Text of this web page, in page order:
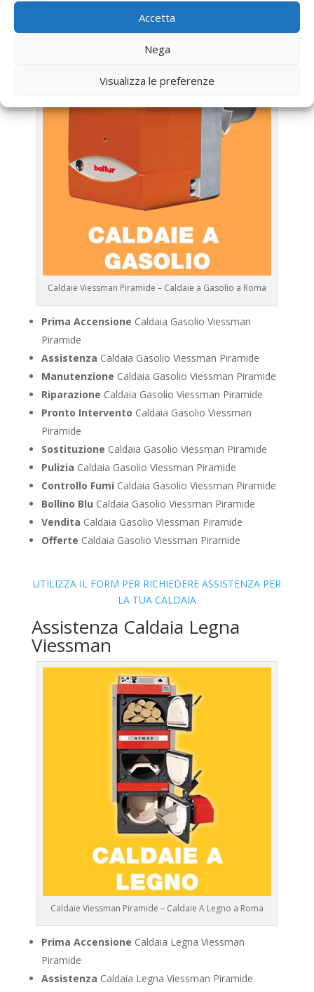
Accetta
Nega
Visualizza le preferenze
Assistenza Caldaia Gasolio
Caldaie Viessman Piramide – Caldaie a Gasolio a Roma
Prima Accensione Caldaia Gasolio Viessman
Piramide
Assistenza Caldaia Gasolio Viessman Piramide
Manutenzione Caldaia Gasolio Viessman Piramide
Riparazione Caldaia Gasolio Viessman Piramide
Pronto Intervento Caldaia Gasolio Viessman
Piramide
Sostituzione Caldaia Gasolio Viessman Piramide
Pulizia Caldaia Gasolio Viessman Piramide
Controllo Fumi Caldaia Gasolio Viessman Piramide
Bollino Blu Caldaia Gasolio Viessman Piramide
Vendita Caldaia Gasolio Viessman Piramide
Offerte Caldaia Gasolio Viessman Piramide
UTILIZZA IL FORM PER RICHIEDERE ASSISTENZA PER
LA TUA CALDAIA
Assistenza Caldaia Legna
Viessman
Caldaie Viessman Piramide – Caldaie A Legno a Roma
Prima Accensione Caldaia Legna Viessman
Piramide
Assistenza Caldaia Legna Viessman Piramide